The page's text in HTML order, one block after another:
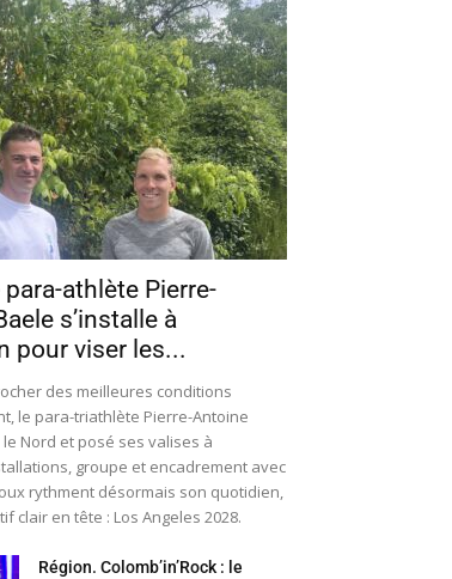
athlète Pierre-
s’installe à
pour viser les...
des meilleures conditions
le para-triathlète Pierre-Antoine
Nord et posé ses valises à
groupe et encadrement avec
rythment désormais son quotidien,
clair en tête : Los Angeles 2028.
Région. Colomb’in’Rock : le